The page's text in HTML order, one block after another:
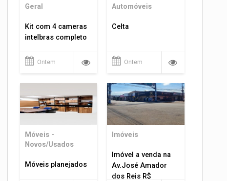
Geral
Kit com 4 cameras
intelbras completo
Ontem
Automóveis
Celta
Ontem
Móveis -
Novos/Usados
Móveis planejados
Imóveis
Imóvel a venda na
Av.José Amador
dos Reis R$